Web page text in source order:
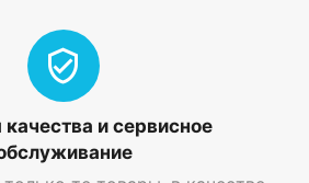
качества и сервисное